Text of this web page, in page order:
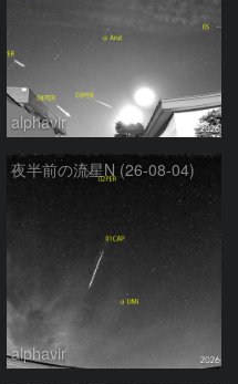
alphavir
夜半前の流星N (26-08-04)
alphavir